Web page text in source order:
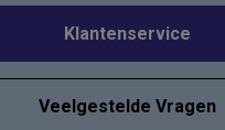
Klantenservice
Veelgestelde Vragen